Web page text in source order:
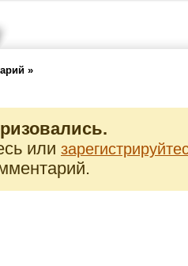
»
или